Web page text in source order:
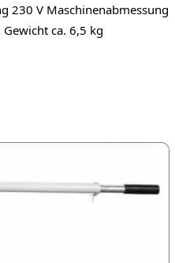
230 V Maschinenabmessung
ca. 6,5 kg